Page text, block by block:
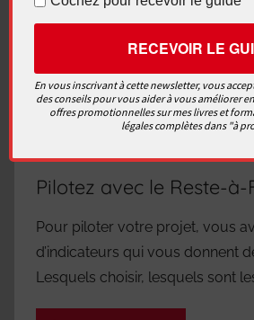
Pilotez avec le Reste-à-
Pour piloter votre projet, vous
d’indicateurs qui vous donnent
Lesquels choisir, lesquels sont
En vous inscrivant à cette newsletter, vous
des conseils pour vous aider à vous améliorer
offres promotionnelles sur mes livres et
légales complètes dans "à